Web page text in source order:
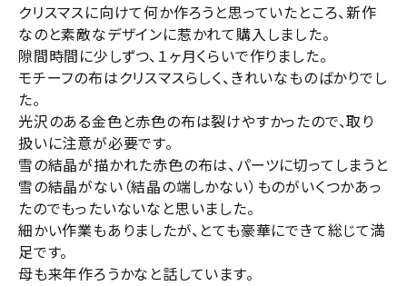
クリスマスに向けて何か作ろうと思っていたところ、新作
なのと素敵なデザインに惹かれて購入しました。
隙間時間に少しずつ、１ヶ月くらいで作りました。
モチーフの布はクリスマスらしく、きれいなものばかりでし
た。
光沢のある金色と赤色の布は裂けやすかったので、取り
扱いに注意が必要です。
雪の結晶が描かれた赤色の布は、パーツに切ってしまうと
雪の結晶がない（結晶の端しかない）ものがいくつかあっ
たのでもったいないなと思いました。
細かい作業もありましたが、とても豪華にできて総じて満
足です。
母も来年作ろうかなと話しています。